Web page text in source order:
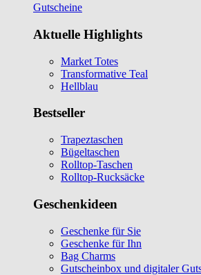
Gutscheine
Aktuelle Highlights
Market Totes
Transformative Teal
Hellblau
Bestseller
Trapeztaschen
Bügeltaschen
Rolltop-Taschen
Rolltop-Rucksäcke
Geschenkideen
Geschenke für Sie
Geschenke für Ihn
Bag Charms
Gutscheinbox und digitaler